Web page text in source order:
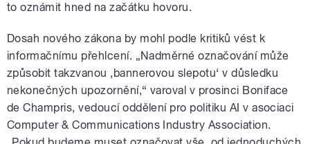
to oznámit hned na začátku hovoru.
Dosah nového zákona by mohl podle kritiků vést k
informačnímu přehlcení. „Nadměrné označování může
způsobit takzvanou ‚bannerovou slepotu‘ v důsledku
nekonečných upozornění,“ varoval v prosinci Boniface
de Champris, vedoucí oddělení pro politiku AI v asociaci
Computer & Communications Industry Association.